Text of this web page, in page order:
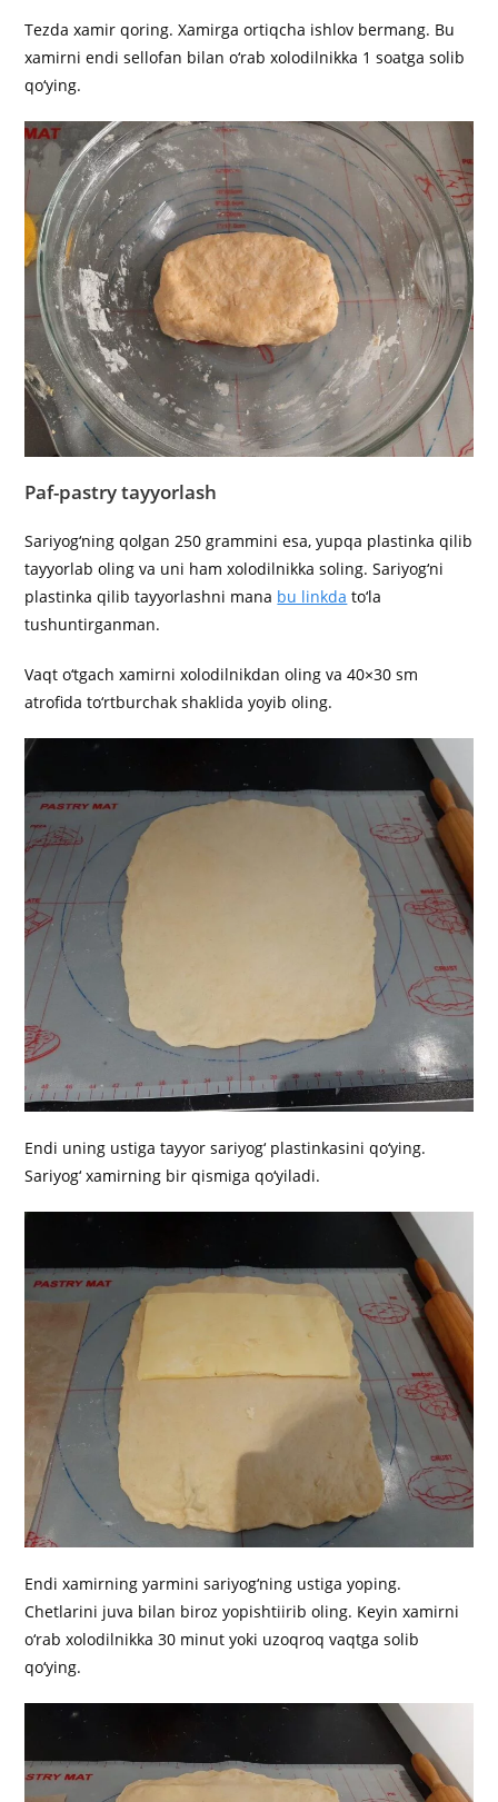
Tezda xamir qoring. Xamirga ortiqcha ishlov bermang. Bu
xamirni endi sellofan bilan o‘rab xolodilnikka 1 soatga solib
qo‘ying.
Paf-pastrytayyorlash
Sariyog‘ning qolgan 250 grammini esa, yupqa plastinka qilib
tayyorlab oling va uni ham xolodilnikka soling. Sariyog‘ni
plastinka qilib tayyorlashni mana bu linkda to‘la
tushuntirganman.
Vaqt o‘tgach xamirni xolodilnikdan oling va 40×30 sm
atrofida to‘rtburchak shaklida yoyib oling.
Endi uning ustiga tayyor sariyog‘ plastinkasini qo‘ying.
Sariyog‘ xamirning bir qismiga qo‘yiladi.
Endi xamirning yarmini sariyog‘ning ustiga yoping.
Chetlarini juva bilan biroz yopishtiirib oling. Keyin xamirni
o‘rab xolodilnikka 30 minut yoki uzoqroq vaqtga solib
qo‘ying.